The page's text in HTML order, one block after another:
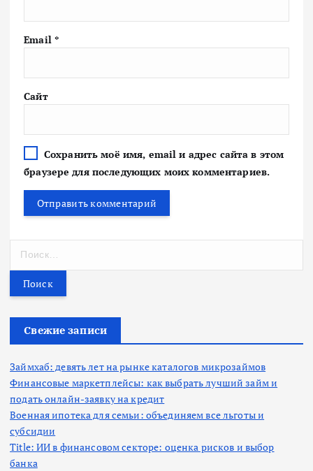
Email *
Сайт
Сохранить моё имя, email и адрес сайта в этом
браузере для последующих моих комментариев.
т
Свежие записи
Займхаб: девять лет на рынке каталогов микрозаймов
Финансовые маркетплейсы: как выбрать лучший займ и
подать онлайн-заявку на кредит
Военная ипотека для семьи: объединяем все льготы и
субсидии
Title: ИИ в финансовом секторе: оценка рисков и выбор
банка